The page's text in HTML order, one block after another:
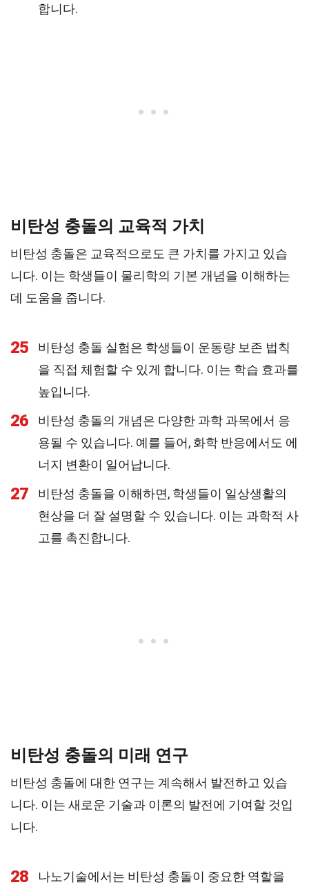
합니다.
비탄성 충돌의 교육적 가치
비탄성 충돌은 교육적으로도 큰 가치를 가지고 있습
니다. 이는 학생들이 물리학의 기본 개념을 이해하는
데 도움을 줍니다.
25
비탄성 충돌 실험은 학생들이 운동량 보존 법칙
을 직접 체험할 수 있게 합니다. 이는 학습 효과를
높입니다.
26
비탄성 충돌의 개념은 다양한 과학 과목에서 응
용될 수 있습니다. 예를 들어, 화학 반응에서도 에
너지 변환이 일어납니다.
27
비탄성 충돌을 이해하면, 학생들이 일상생활의
현상을 더 잘 설명할 수 있습니다. 이는 과학적 사
고를 촉진합니다.
비탄성 충돌의 미래 연구
비탄성 충돌에 대한 연구는 계속해서 발전하고 있습
니다. 이는 새로운 기술과 이론의 발전에 기여할 것입
니다.
28
나노기술에서는 비탄성 충돌이 중요한 역할을